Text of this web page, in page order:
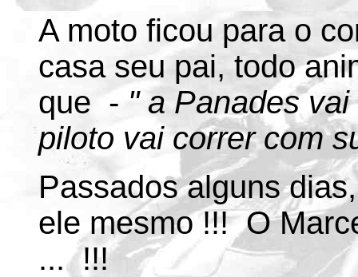
A moto ficou para o
casa seu pai, todo
que - " a Panades
piloto vai correr com
Passados alguns
ele mesmo !!! O
... !!!